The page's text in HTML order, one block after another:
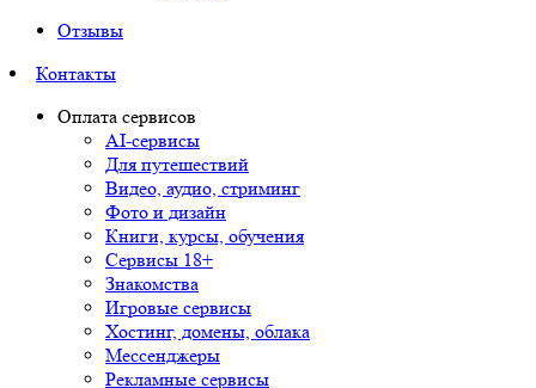
Отзывы
Контакты
Оплата сервисов
AI-сервисы
Для путешествий
Видео, аудио, стриминг
Фото и дизайн
Книги, курсы, обучения
Сервисы 18+
Знакомства
Игровые сервисы
Хостинг, домены, облака
Мессенджеры
Рекламные сервисы